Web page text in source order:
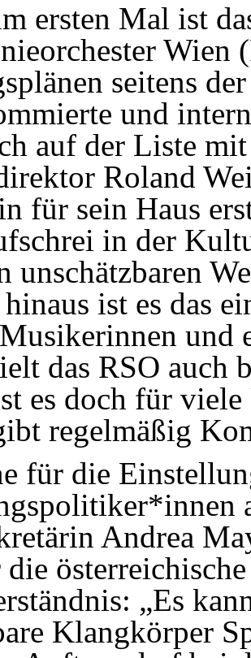
ersten Mal ist
Wien
seitens
und
auf der Liste
Roland
für sein Haus
in der
unschätzbaren
ist es das
und
das RSO auch
es doch für
regelmäßig
für die
Andrea
„Es
Klangkörper